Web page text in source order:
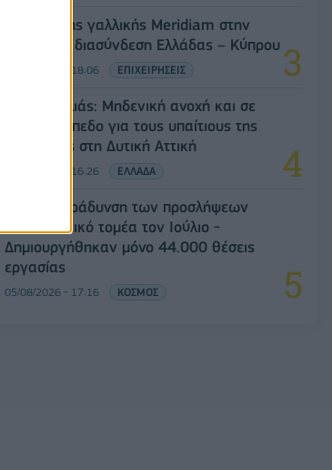
Είσοδος της γαλλικής Meridiam στην
ηλεκτρική διασύνδεση Ελλάδας – Κύπρου
05/08/2026 - 18:06 ΕΠΙΧΕΙΡΗΣΕΙΣ
Ν. Χαρδαλιάς: Μηδενική ανοχή και σε
νομικό επίπεδο για τους υπαίτιους της
πυρκαγιάς στη Δυτική Αττική
05/08/2026 - 16:26 ΕΛΛΑΔΑ
ΗΠΑ: Επιβράδυνση των προσλήψεων
στον ιδιωτικό τομέα τον Ιούλιο -
Δημιουργήθηκαν μόνο 44.000 θέσεις
εργασίας
05/08/2026 - 17:16 ΚΟΣΜΟΣ